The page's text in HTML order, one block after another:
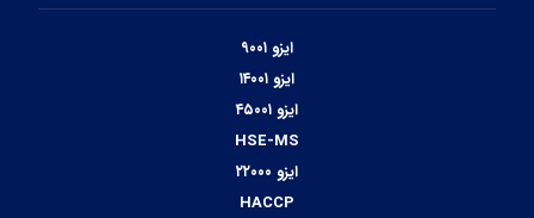
ایزو ۹۰۰۱
ایزو ۱۴۰۰۱
ایزو ۴۵۰۰۱
HSE-MS
ایزو ۲۲۰۰۰
HACCP